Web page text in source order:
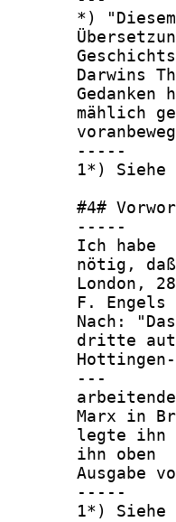
*)
Darwins
Gedanken
mählich
       -----
1*) Siehe
#4#
       -----
Ich habe
nötig,
London,
       F. Engels
Nach:
dritte
       ---
Marx in
legte ihn
ihn oben
Ausgabe
       -----
1*) Siehe